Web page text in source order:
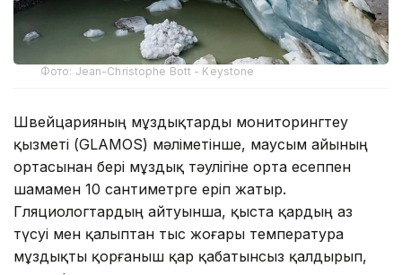
Фото: Jean-Christophe Bott - Keystone
Швейцарияның мұздықтарды мониторингтеу
қызметі (GLAMOS) мәліметінше, маусым айының
ортасынан бері мұздық тәулігіне орта есеппен
шамамен 10 сантиметрге еріп жатыр.
Гляциологтардың айтуынша, қыста қардың аз
түсуі мен қалыптан тыс жоғары температура
мұздықты қорғаныш қар қабатынсыз қалдырып,